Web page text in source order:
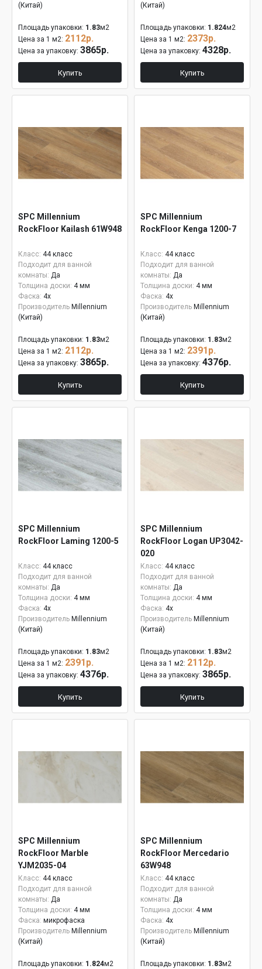
(Китай)
Площадь упаковки: 1.83м2
Цена за 1 м2: 2112р.
Цена за упаковку: 3865р.
Купить
(Китай)
Площадь упаковки: 1.824м2
Цена за 1 м2: 2373р.
Цена за упаковку: 4328р.
Купить
SPC Millennium
RockFloor Kailash 61W948
Класс: 44 класс
Подходит для ванной
комнаты: Да
Толщина доски: 4 мм
Фаска: 4x
Производитель Millennium
(Китай)
Площадь упаковки: 1.83м2
Цена за 1 м2: 2112р.
Цена за упаковку: 3865р.
Купить
SPC Millennium
RockFloor Kenga 1200-7
Класс: 44 класс
Подходит для ванной
комнаты: Да
Толщина доски: 4 мм
Фаска: 4x
Производитель Millennium
(Китай)
Площадь упаковки: 1.83м2
Цена за 1 м2: 2391р.
Цена за упаковку: 4376р.
Купить
SPC Millennium
RockFloor Laming 1200-5
Класс: 44 класс
Подходит для ванной
комнаты: Да
Толщина доски: 4 мм
Фаска: 4x
Производитель Millennium
(Китай)
Площадь упаковки: 1.83м2
Цена за 1 м2: 2391р.
Цена за упаковку: 4376р.
Купить
SPC Millennium
RockFloor Logan UP3042-
020
Класс: 44 класс
Подходит для ванной
комнаты: Да
Толщина доски: 4 мм
Фаска: 4x
Производитель Millennium
(Китай)
Площадь упаковки: 1.83м2
Цена за 1 м2: 2112р.
Цена за упаковку: 3865р.
Купить
SPC Millennium
RockFloor Marble
YJM2035-04
Класс: 44 класс
Подходит для ванной
комнаты: Да
Толщина доски: 4 мм
Фаска: микрофаска
Производитель Millennium
(Китай)
Площадь упаковки: 1.824м2
SPC Millennium
RockFloor Mercedario
63W948
Класс: 44 класс
Подходит для ванной
комнаты: Да
Толщина доски: 4 мм
Фаска: 4x
Производитель Millennium
(Китай)
Площадь упаковки: 1.83м2